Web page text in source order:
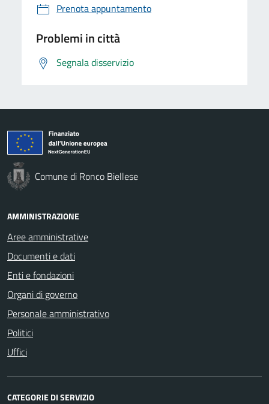
Prenota appuntamento
Problemi in città
Segnala disservizio
Comune di Ronco Biellese
AMMINISTRAZIONE
Aree amministrative
Documenti e dati
Enti e fondazioni
Organi di governo
Personale amministrativo
Politici
Uffici
CATEGORIE DI SERVIZIO